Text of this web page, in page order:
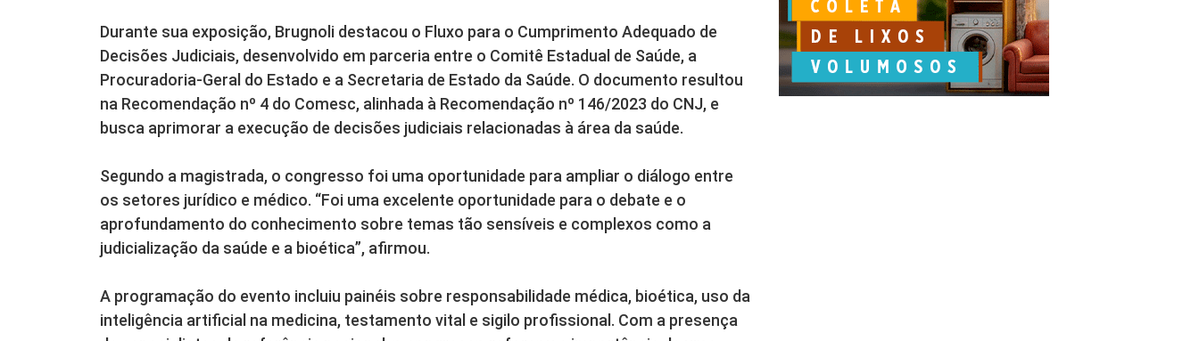
Durante sua exposição, Brugnoli destacou o Fluxo para o Cumprimento Adequado de
Decisões Judiciais, desenvolvido em parceria entre o Comitê Estadual de Saúde, a
Procuradoria-Geral do Estado e a Secretaria de Estado da Saúde. O documento resultou
na Recomendação nº 4 do Comesc, alinhada à Recomendação nº 146/2023 do CNJ, e
busca aprimorar a execução de decisões judiciais relacionadas à área da saúde.
Segundo a magistrada, o congresso foi uma oportunidade para ampliar o diálogo entre
os setores jurídico e médico. “Foi uma excelente oportunidade para o debate e o
aprofundamento do conhecimento sobre temas tão sensíveis e complexos como a
judicialização da saúde e a bioética”, afirmou.
A programação do evento incluiu painéis sobre responsabilidade médica, bioética, uso da
inteligência artificial na medicina, testamento vital e sigilo profissional. Com a presença